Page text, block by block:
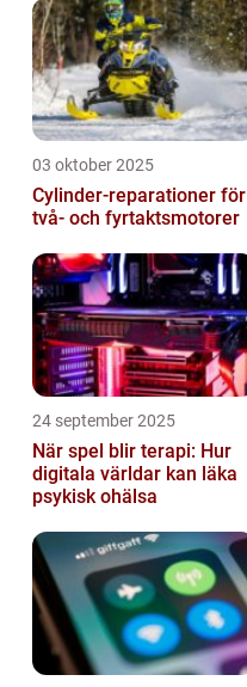
03 oktober 2025
Cylinder-reparationer för
två- och fyrtaktsmotorer
24 september 2025
När spel blir terapi: Hur
digitala världar kan läka
psykisk ohälsa